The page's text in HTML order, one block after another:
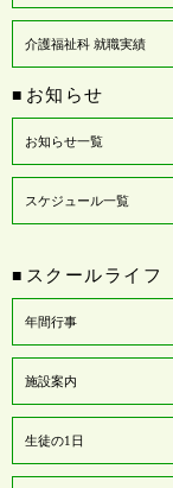
介護福祉科 就職実績
■ お知らせ
お知らせ一覧
スケジュール一覧
■ スクールライフ
年間行事
施設案内
生徒の1日